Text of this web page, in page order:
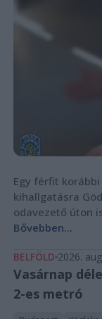
Egy férfit
kihallgatásra
odavezető úton
Bővebben...
BELFÖLD 2026.
Vasárnap
2-es metró